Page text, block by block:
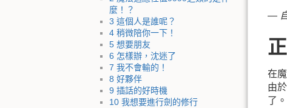
麼！？
3 這個人是誰呢？
4 稍微陪你一下！
5 想要朋友
6 怎樣辦，沈迷了
7 我不會輸的！
8 好夥伴
9 插話的好時機
10 我想要進行劍的修行
—
在
由
了。